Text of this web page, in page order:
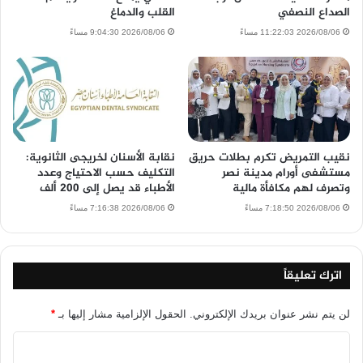
الصداع النصفي
2026/08/06 11:22:03 مساءً
القلب والدماغ
2026/08/06 9:04:30 مساءً
نقيب التمريض تكرم بطلات حريق
مستشفى أورام مدينة نصر
وتصرف لهم مكافأة مالية
2026/08/06 7:18:50 مساءً
نقابة الأسنان لخريجى الثانوية:
التكليف حسب الاحتياج وعدد
الأطباء قد يصل إلى 200 ألف
2026/08/06 7:16:38 مساءً
اترك تعليقاً
لن يتم نشر عنوان بريدك الإلكتروني. الحقول الإلزامية مشار إليها بـ *